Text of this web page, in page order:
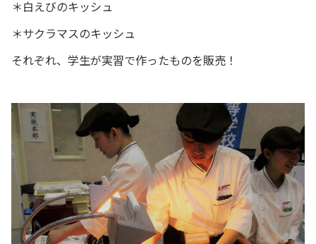
＊白えびのキッシュ
＊サクラマスのキッシュ
それぞれ、学生が実習で作ったものを販売！